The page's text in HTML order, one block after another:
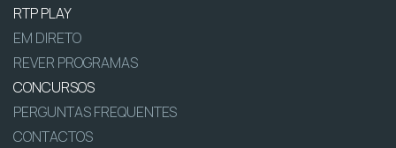
RTP PLAY
EM DIRETO
REVER PROGRAMAS
CONCURSOS
PERGUNTAS FREQUENTES
CONTACTOS